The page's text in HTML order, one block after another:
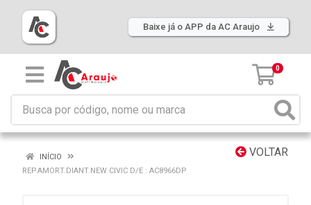
Baixe já o APP da AC Araujo
0
VOLTAR
INÍCIO
REP.AMORT.DIANT.NEW CIVIC D/E : AC8966DP